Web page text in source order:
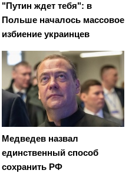
"Путин ждет тебя": в
Польше началось массовое
избиение украинцев
Медведев назвал
единственный способ
сохранить РФ